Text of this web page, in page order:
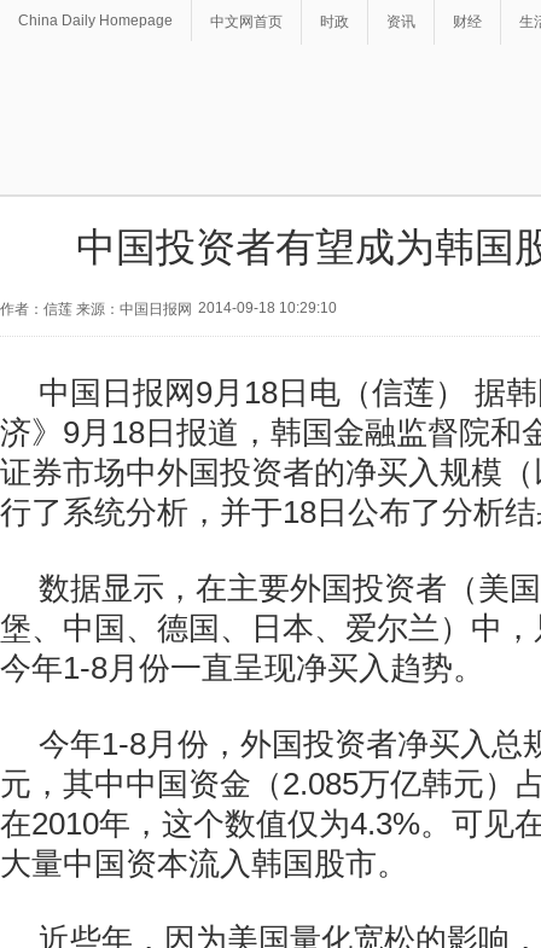
China Daily Homepage 中文网首页 时政 资讯 财经 生
中国投资者有望成为韩国
作者：信莲 来源：中国日报网 2014-09-18 10:29:10
中国日报网9月18日电（信莲） 据
济》9月18日报道，韩国金融监督院和
证券市场中外国投资者的净买入规模
行了系统分析，并于18日公布了分析
数据显示，在主要外国投资者（美
堡、中国、德国、日本、爱尔兰）中
今年1-8月份一直呈现净买入趋势。
今年1-8月份，外国投资者净买入总
元，其中中国资金（2.085万亿韩元）
在2010年，这个数值仅为4.3%。可见
大量中国资本流入韩国股市。
近些年，因为美国量化宽松的影响